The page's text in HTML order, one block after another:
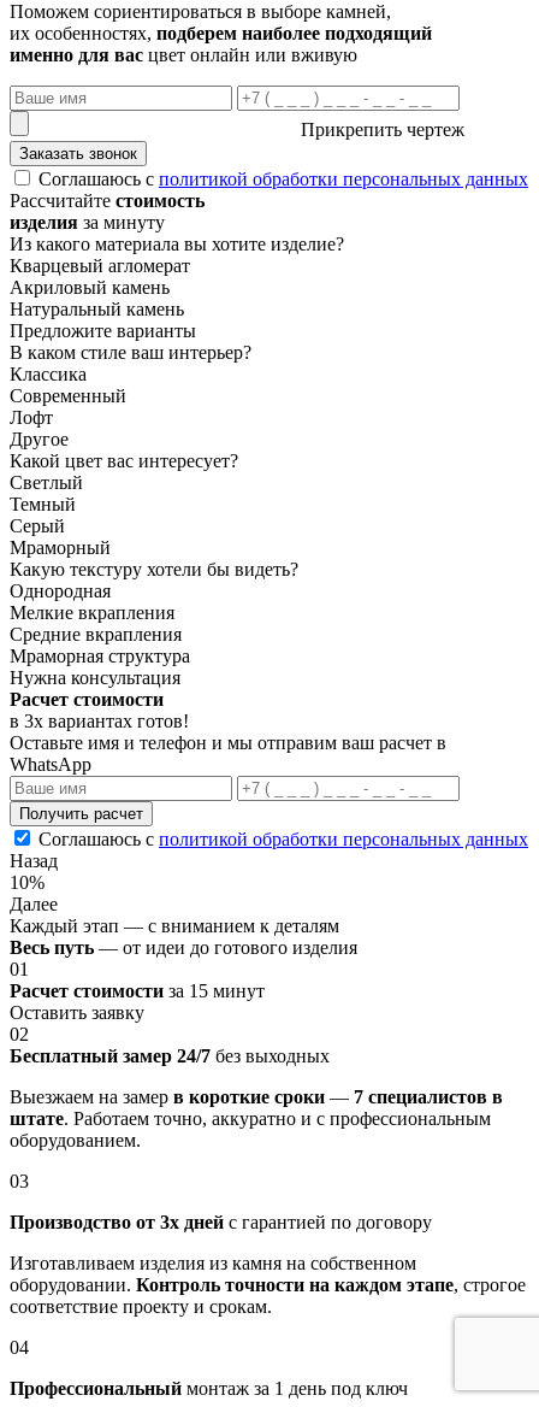
Поможем сориентироваться в выборе камней,
их особенностях, подберем наиболее подходящий
именно для вас цвет онлайн или вживую
Прикрепить чертеж
Заказать звонок
Соглашаюсь с политикой обработки персональных данных
Рассчитайте стоимость
изделия за минуту
Из какого материала вы хотите изделие?
Кварцевый агломерат
Акриловый камень
Натуральный камень
Предложите варианты
В каком стиле ваш интерьер?
Классика
Современный
Лофт
Другое
Какой цвет вас интересует?
Светлый
Темный
Серый
Мраморный
Какую текстуру хотели бы видеть?
Однородная
Мелкие вкрапления
Средние вкрапления
Мраморная структура
Нужна консультация
Расчет стоимости
в 3х вариантах готов!
Оставьте имя и телефон и мы отправим ваш расчет в
WhatsApp
Получить расчет
Соглашаюсь с политикой обработки персональных данных
Назад
10%
Далее
Каждый этап — с вниманием к деталям
Весь путь — от идеи до готового изделия
01
Расчет стоимости за 15 минут
Оставить заявку
02
Бесплатный замер 24/7 без выходных
Выезжаем на замер в короткие сроки — 7 специалистов в
штате. Работаем точно, аккуратно и с профессиональным
оборудованием.
03
Производство от 3х дней с гарантией по договору
Изготавливаем изделия из камня на собственном
оборудовании. Контроль точности на каждом этапе, строгое
соответствие проекту и срокам.
04
Профессиональный монтаж за 1 день под ключ